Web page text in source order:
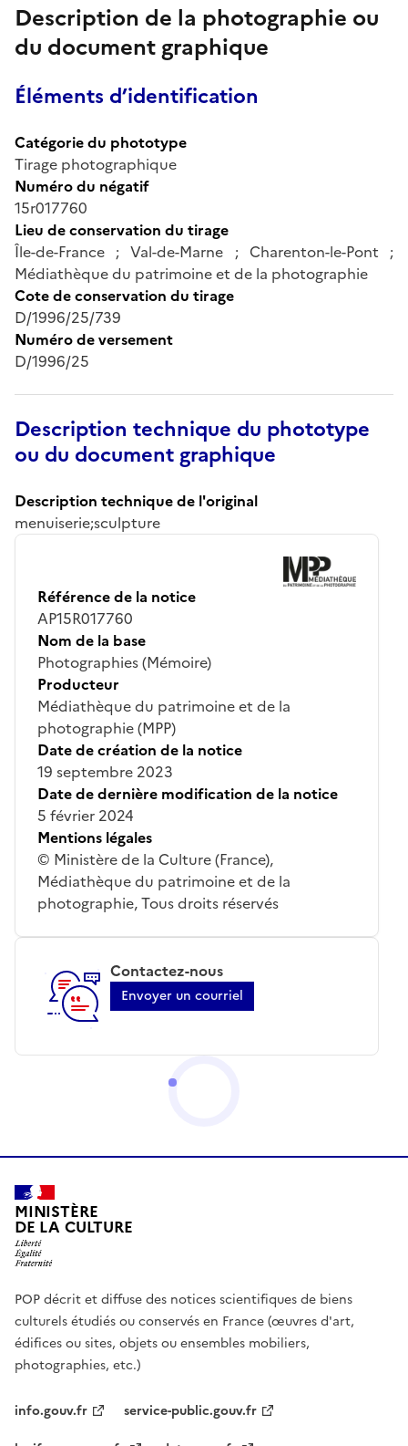
Description de la photographie ou
du document graphique
Éléments d’identification
Catégorie du phototype
Tirage photographique
Numéro du négatif
15r017760
Lieu de conservation du tirage
Île-de-France ; Val-de-Marne ; Charenton-le-Pont ;
Médiathèque du patrimoine et de la photographie
Cote de conservation du tirage
D/1996/25/739
Numéro de versement
D/1996/25
Description technique du phototype
ou du document graphique
Description technique de l'original
menuiserie;sculpture
Référence de la notice
AP15R017760
Nom de la base
Photographies (Mémoire)
Producteur
Médiathèque du patrimoine et de la
photographie (MPP)
Date de création de la notice
19 septembre 2023
Date de dernière modification de la notice
5 février 2024
Mentions légales
© Ministère de la Culture (France),
Médiathèque du patrimoine et de la
photographie, Tous droits réservés
Contactez-nous
Envoyer un courriel
MINISTÈRE
DE LA CULTURE
POP décrit et diffuse des notices scientifiques de biens
culturels étudiés ou conservés en France (œuvres d'art,
édifices ou sites, objets ou ensembles mobiliers,
photographies, etc.)
info.gouv.fr
service-public.gouv.fr